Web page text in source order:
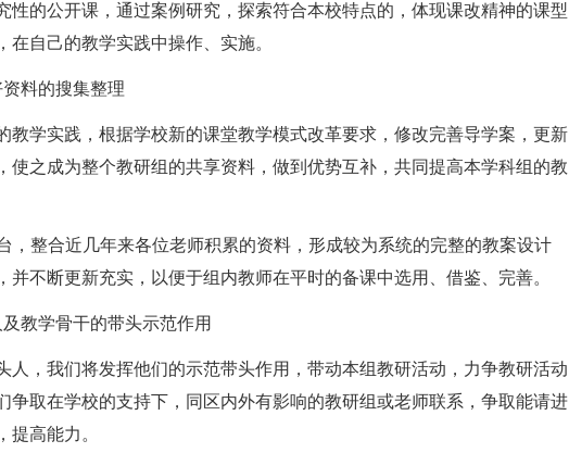
性的公开课，通过案例研究，探索符合本校特点的，体现课改精神的课型
自己的教学实践中操作、实施。
料的搜集整理
教学实践，根据学校新的课堂教学模式改革要求，修改完善导学案，更新
使之成为整个教研组的共享资料，做到优势互补，共同提高本学科组的教
，整合近几年来各位老师积累的资料，形成较为系统的完整的教案设计
并不断更新充实，以便于组内教师在平时的备课中选用、借鉴、完善。
教学骨干的带头示范作用
人，我们将发挥他们的示范带头作用，带动本组教研活动，力争教研活动
争取在学校的支持下，同区内外有影响的教研组或老师联系，争取能请进
提高能力。